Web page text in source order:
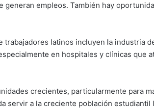
generan empleos. También hay
trabajadores latinos incluyen la industria
en hospitales y clínicas que
crecientes, particularmente para
servir a la creciente población estudiantil